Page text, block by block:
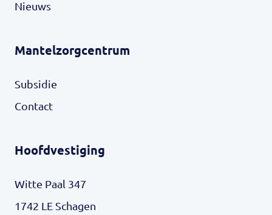
Nieuws
Mantelzorgcentrum
Subsidie
Contact
Hoofdvestiging
Witte Paal 347
1742 LE Schagen